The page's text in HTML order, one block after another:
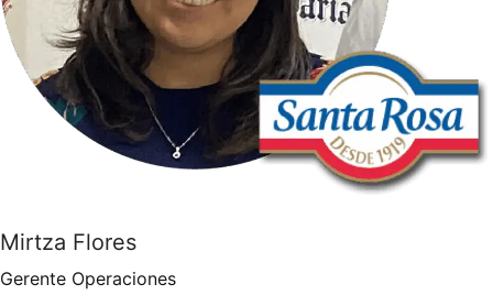
Mirtza Flores
Gerente Operaciones